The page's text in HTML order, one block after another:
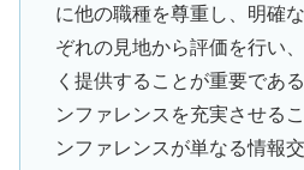
に他の職種を尊重し、明確
ぞれの見地から評価を行い
く提供することが重要であ
ンファレンスを充実させる
ンファレンスが単なる情報